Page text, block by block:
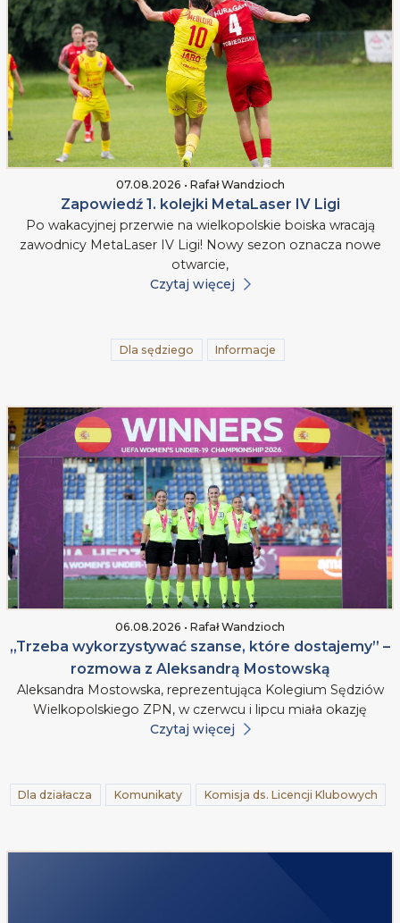
07.08.2026 • Rafał Wandzioch
Zapowiedź 1. kolejki MetaLaser IV Ligi
Po wakacyjnej przerwie na wielkopolskie boiska wracają
zawodnicy MetaLaser IV Ligi! Nowy sezon oznacza nowe
otwarcie,
Czytaj więcej
Dla sędziego Informacje
06.08.2026 • Rafał Wandzioch
„Trzeba wykorzystywać szanse, które dostajemy” –
rozmowa z Aleksandrą Mostowską
Aleksandra Mostowska, reprezentująca Kolegium Sędziów
Wielkopolskiego ZPN, w czerwcu i lipcu miała okazję
Czytaj więcej
Dla działacza Komunikaty Komisja ds. Licencji Klubowych